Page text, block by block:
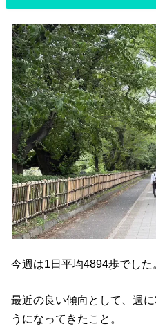
今週は1日平均4894歩でした
最近の良い傾向として、週
うになってきたこと。